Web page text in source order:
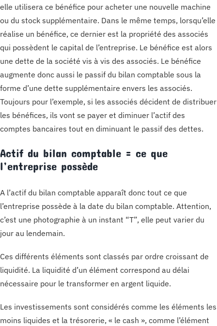
elle utilisera ce bénéfice pour acheter une nouvelle machine
ou du stock supplémentaire. Dans le même temps, lorsqu’elle
réalise un bénéfice, ce dernier est la propriété des associés
qui possèdent le capital de l’entreprise. Le bénéfice est alors
une dette de la société vis à vis des associés. Le bénéfice
augmente donc aussi le passif du bilan comptable sous la
forme d’une dette supplémentaire envers les associés.
Toujours pour l’exemple, si les associés décident de distribuer
les bénéfices, ils vont se payer et diminuer l’actif des
comptes bancaires tout en diminuant le passif des dettes.
Actif du bilan comptable = ce que
l’entreprise possède
A l’actif du bilan comptable apparaît donc tout ce que
l’entreprise possède à la date du bilan comptable. Attention,
c’est une photographie à un instant “T”, elle peut varier du
jour au lendemain.
Ces différents éléments sont classés par ordre croissant de
liquidité. La liquidité d’un élément correspond au délai
nécessaire pour le transformer en argent liquide.
Les investissements sont considérés comme les éléments les
moins liquides et la trésorerie, « le cash », comme l’élément